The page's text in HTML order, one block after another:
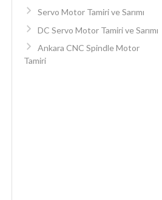
Servo Motor Tamiri ve Sarımı
DC Servo Motor Tamiri ve Sarımı
Ankara CNC Spindle Motor
Tamiri